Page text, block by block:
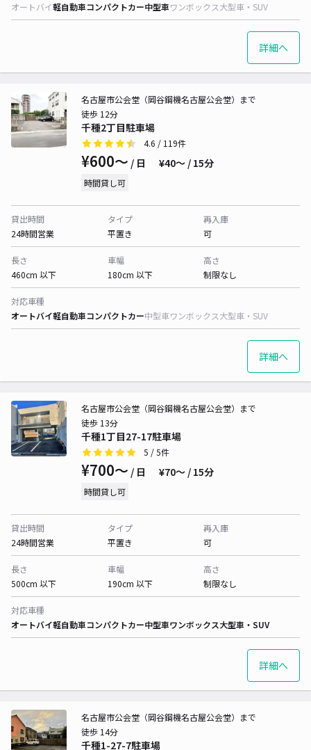
オートバイ軽自動車コンパクトカー中型車ワンボックス大型車・SUV
詳細へ
千種2丁目駐車場
名古屋市公会堂（岡谷鋼機名古屋公会堂）まで
徒歩 12分
4.6 / 119件
¥600〜 / 日 ¥40〜 / 15分
時間貸し可
貸出時間
24時間営業
タイプ
平置き
再入庫
可
長さ
460cm 以下
車幅
180cm 以下
高さ
制限なし
対応車種
オートバイ軽自動車コンパクトカー中型車ワンボックス大型車・SUV
詳細へ
千種1丁目27-17駐車場
名古屋市公会堂（岡谷鋼機名古屋公会堂）まで
徒歩 13分
5 / 5件
¥700〜 / 日 ¥70〜 / 15分
時間貸し可
貸出時間
24時間営業
タイプ
平置き
再入庫
可
長さ
500cm 以下
車幅
190cm 以下
高さ
制限なし
対応車種
オートバイ軽自動車コンパクトカー中型車ワンボックス大型車・SUV
詳細へ
千種1-27-7駐車場
名古屋市公会堂（岡谷鋼機名古屋公会堂）まで
徒歩 14分